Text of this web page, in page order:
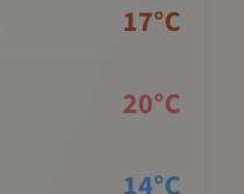
17°C
20°C